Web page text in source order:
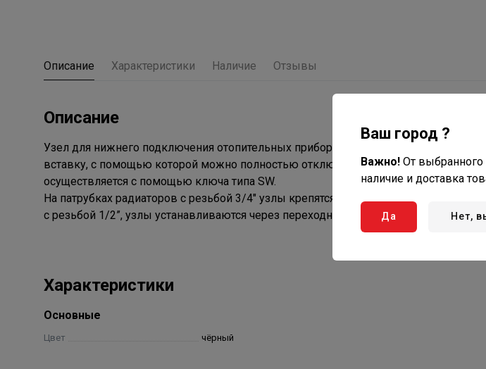
Описание Характеристики Наличие Отзывы
Описание
Узел для нижнего подключения отопительных приборов к трубам, выходящим из
вставку, с помощью которой можно полностью отключить отопительный прибор
осуществляется с помощью ключа типа SW.
На патрубках радиаторов с резьбой 3/4" узлы крепятся при помощи накидных
с резьбой 1/2”, узлы устанавливаются через переходные адаптеры.
Характеристики
Основные
Цвет чёрный
Ваш город ?
Важно! От выбранного
наличие и доставка
Да Нет,